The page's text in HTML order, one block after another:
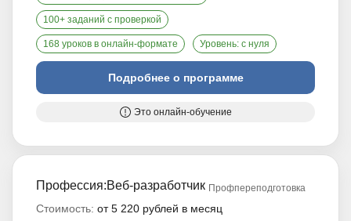
100+ заданий с проверкой
168 уроков в онлайн-формате Уровень: с нуля
Подробнее о программе
Это онлайн-обучение
Профессия:Веб-разработчик Профпереподготовка
Стоимость: от 5 220 рублей в месяц